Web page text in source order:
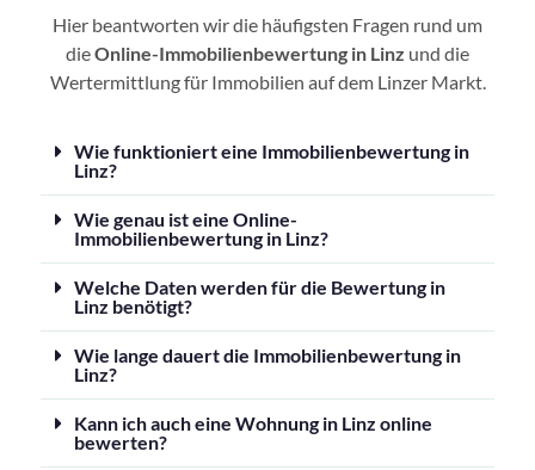
Hier beantworten wir die häufigsten Fragen rund um
dieOnline-Immobilienbewertung in Linz und die
Wertermittlung für Immobilien auf dem Linzer Markt.
Wie funktioniert eine Immobilienbewertung in
Linz?
Wie genau ist eine Online-
Immobilienbewertung in Linz?
Welche Daten werden für die Bewertung in
Linz benötigt?
Wie lange dauert die Immobilienbewertung in
Linz?
Kann ich auch eine Wohnung in Linz online
bewerten?